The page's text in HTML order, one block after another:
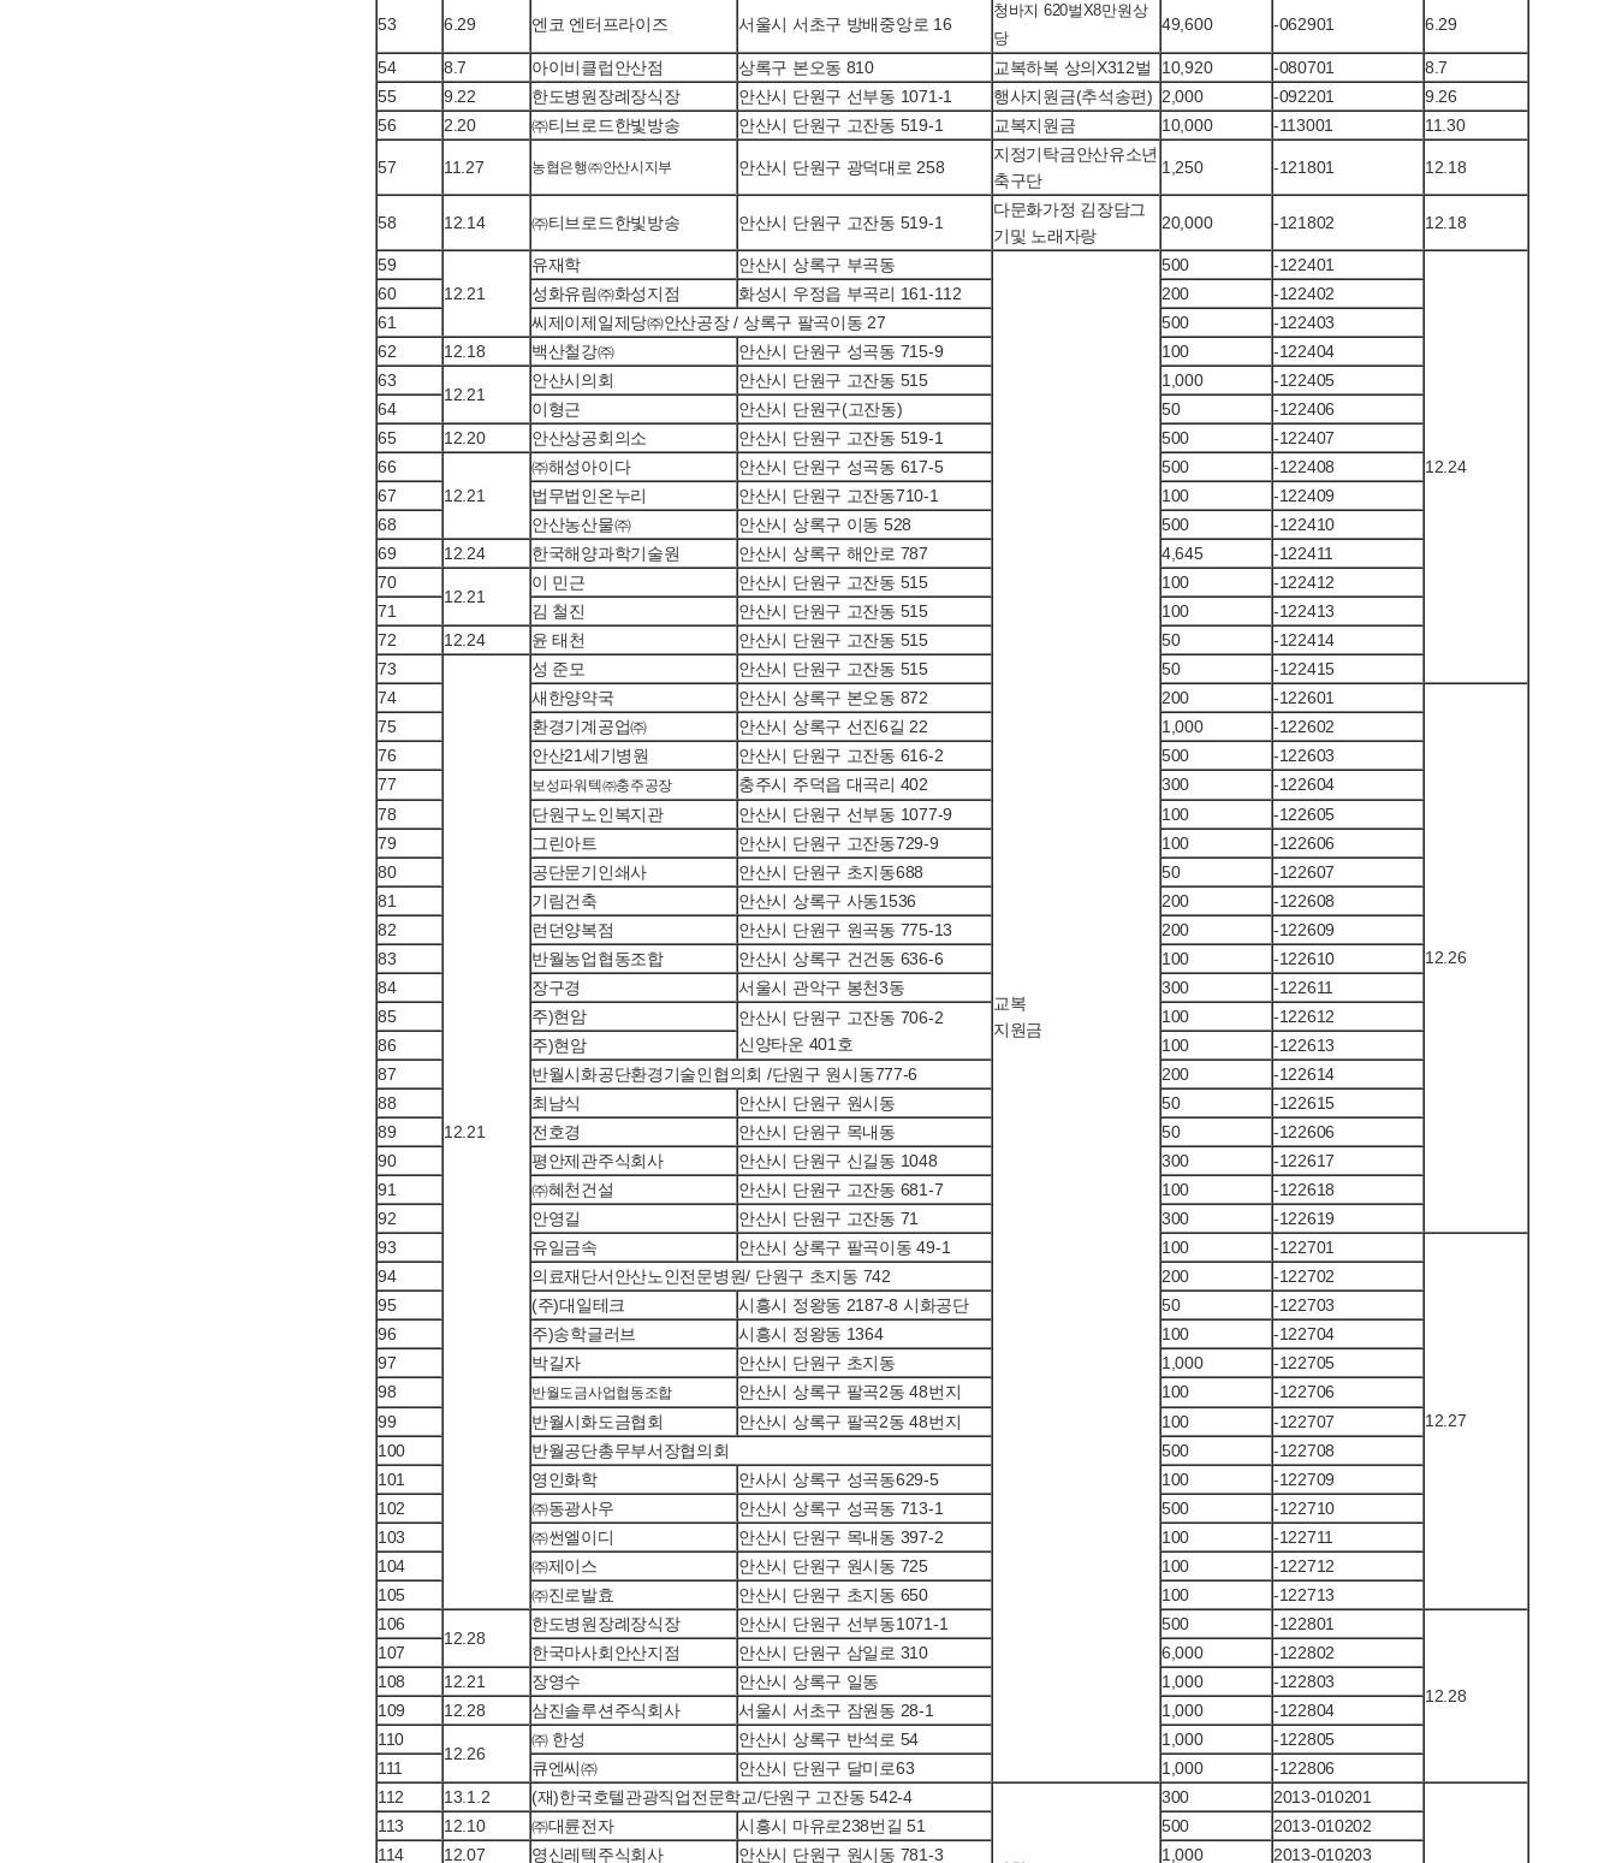
53 6.29 엔코 엔터프라이즈 서울시 서초구 방배중앙로 16
청바지 620벌X8만원상
당
49,600 -062901 6.29
54 8.7 아이비클럽안산점 상록구 본오동 810 교복하복 상의X312벌 10,920 -080701
8.7
55
9.22 한도병원장례장식장 안산시 단원구 선부동 1071-1 행사지원금(추석송편) 2,000 -092201
9.26
56
2.20 ㈜티브로드한빛방송 안산시 단원구 고잔동 519-1 교복지원금 10,000 -113001 11.30
57 11.27 농협은행㈜안산시지부 안산시 단원구 광덕대로 258
지정기탁금안산유소년
축구단
1,250 -121801 12.18
58 12.14 ㈜티브로드한빛방송 안산시 단원구 고잔동 519-1
다문화가정 김장담그
기및 노래자랑
20,000 -121802 12.18
59
12.21
유재학 안산시 상록구 부곡동
교복
지원금
500 -122401
12.24
60 성화유림㈜화성지점 화성시 우정읍 부곡리 161-112 200
-122402
61
씨제이제일제당㈜안산공장 / 상록구 팔곡이동 27 500
-122403
62
12.18 백산철강㈜ 안산시 단원구 성곡동 715-9 100
-122404
63
12.21
안산시의회 안산시 단원구 고잔동 515 1,000
-122405
64
이형근 안산시 단원구(고잔동) 50
-122406
65
12.20 안산상공회의소 안산시 단원구 고잔동 519-1 500
-122407
66
12.21
㈜해성아이다 안산시 단원구 성곡동 617-5 500
-122408
67
법무법인온누리 안산시 단원구 고잔동710-1 100
-122409
68
안산농산물㈜ 안산시 상록구 이동 528 500
-122410
69
12.24 한국해양과학기술원 안산시 상록구 해안로 787 4,645
-122411
70
12.21
이 민근 안산시 단원구 고잔동 515 100
-122412
71
김 철진 안산시 단원구 고잔동 515 100
-122413
72
12.24 윤 태천 안산시 단원구 고잔동 515 50
-122414
73
12.21
성 준모 안산시 단원구 고잔동 515 50
-122415
74
새한양약국 안산시 상록구 본오동 872 200 -122601
12.26
75 환경기계공업㈜ 안산시 상록구 선진6길 22 1,000
-122602
76
안산21세기병원 안산시 단원구 고잔동 616-2 500
-122603
77
보성파워텍㈜충주공장 충주시 주덕읍 대곡리 402 300
-122604
78
단원구노인복지관 안산시 단원구 선부동 1077-9 100
-122605
79
그린아트 안산시 단원구 고잔동729-9 100
-122606
80
공단문기인쇄사 안산시 단원구 초지동688 50
-122607
81
기림건축 안산시 상록구 사동1536 200
-122608
82
런던양복점 안산시 단원구 원곡동 775-13 200
-122609
83
반월농업협동조합 안산시 상록구 건건동 636-6 100
-122610
84
장구경 서울시 관악구 봉천3동 300
-122611
85
주)현암
안산시 단원구 고잔동 706-2
신양타운 401호
100
-122612
86
주)현암 100
-122613
87
반월시화공단환경기술인협의회 /단원구 원시동777-6 200
-122614
88
최남식 안산시 단원구 원시동 50
-122615
89
전호경 안산시 단원구 목내동 50
-122606
90
평안제관주식회사 안산시 단원구 신길동 1048 300
-122617
91
㈜혜천건설 안산시 단원구 고잔동 681-7 100
-122618
92
안영길 안산시 단원구 고잔동 71 300
-122619
93
유일금속 안산시 상록구 팔곡이동 49-1 100 -122701
12.27
94 의료재단서안산노인전문병원/ 단원구 초지동 742 200
-122702
95
(주)대일테크 시흥시 정왕동 2187-8 시화공단 50
-122703
96
주)송학글러브 시흥시 정왕동 1364 100
-122704
97
박길자 안산시 단원구 초지동 1,000
-122705
98
반월도금사업협동조합 안산시 상록구 팔곡2동 48번지 100
-122706
99
반월시화도금협회 안산시 상록구 팔곡2동 48번지 100
-122707
100
반월공단총무부서장협의회 500
-122708
101
영인화학 안사시 상록구 성곡동629-5 100
-122709
102
㈜동광사우 안산시 상록구 성곡동 713-1 500
-122710
103
㈜썬엘이디 안산시 단원구 목내동 397-2 100
-122711
104
㈜제이스 안산시 단원구 원시동 725 100
-122712
105
㈜진로발효 안산시 단원구 초지동 650 100
-122713
106
12.28
한도병원장례장식장 안산시 단원구 선부동1071-1 500 -122801
12.28
107 한국마사회안산지점 안산시 단원구 삼일로 310 6,000
-122802
108
12.21 장영수 안산시 상록구 일동 1,000
-122803
109
12.28 삼진솔루션주식회사 서울시 서초구 잠원동 28-1 1,000
-122804
110
12.26
㈜ 한성 안산시 상록구 반석로 54 1,000
-122805
111
큐엔씨㈜ 안산시 단원구 달미로63 1,000
-122806
112
13.1.2 (재)한국호텔관광직업전문학교/단원구 고잔동 542-4 300 2013-010201
113 12.10 ㈜대륜전자 시흥시 마유로238번길 51 500
2013-010202
114
12.07 영신레텍주식회사 안산시 단원구 원시동 781-3 1,000 2013-010203